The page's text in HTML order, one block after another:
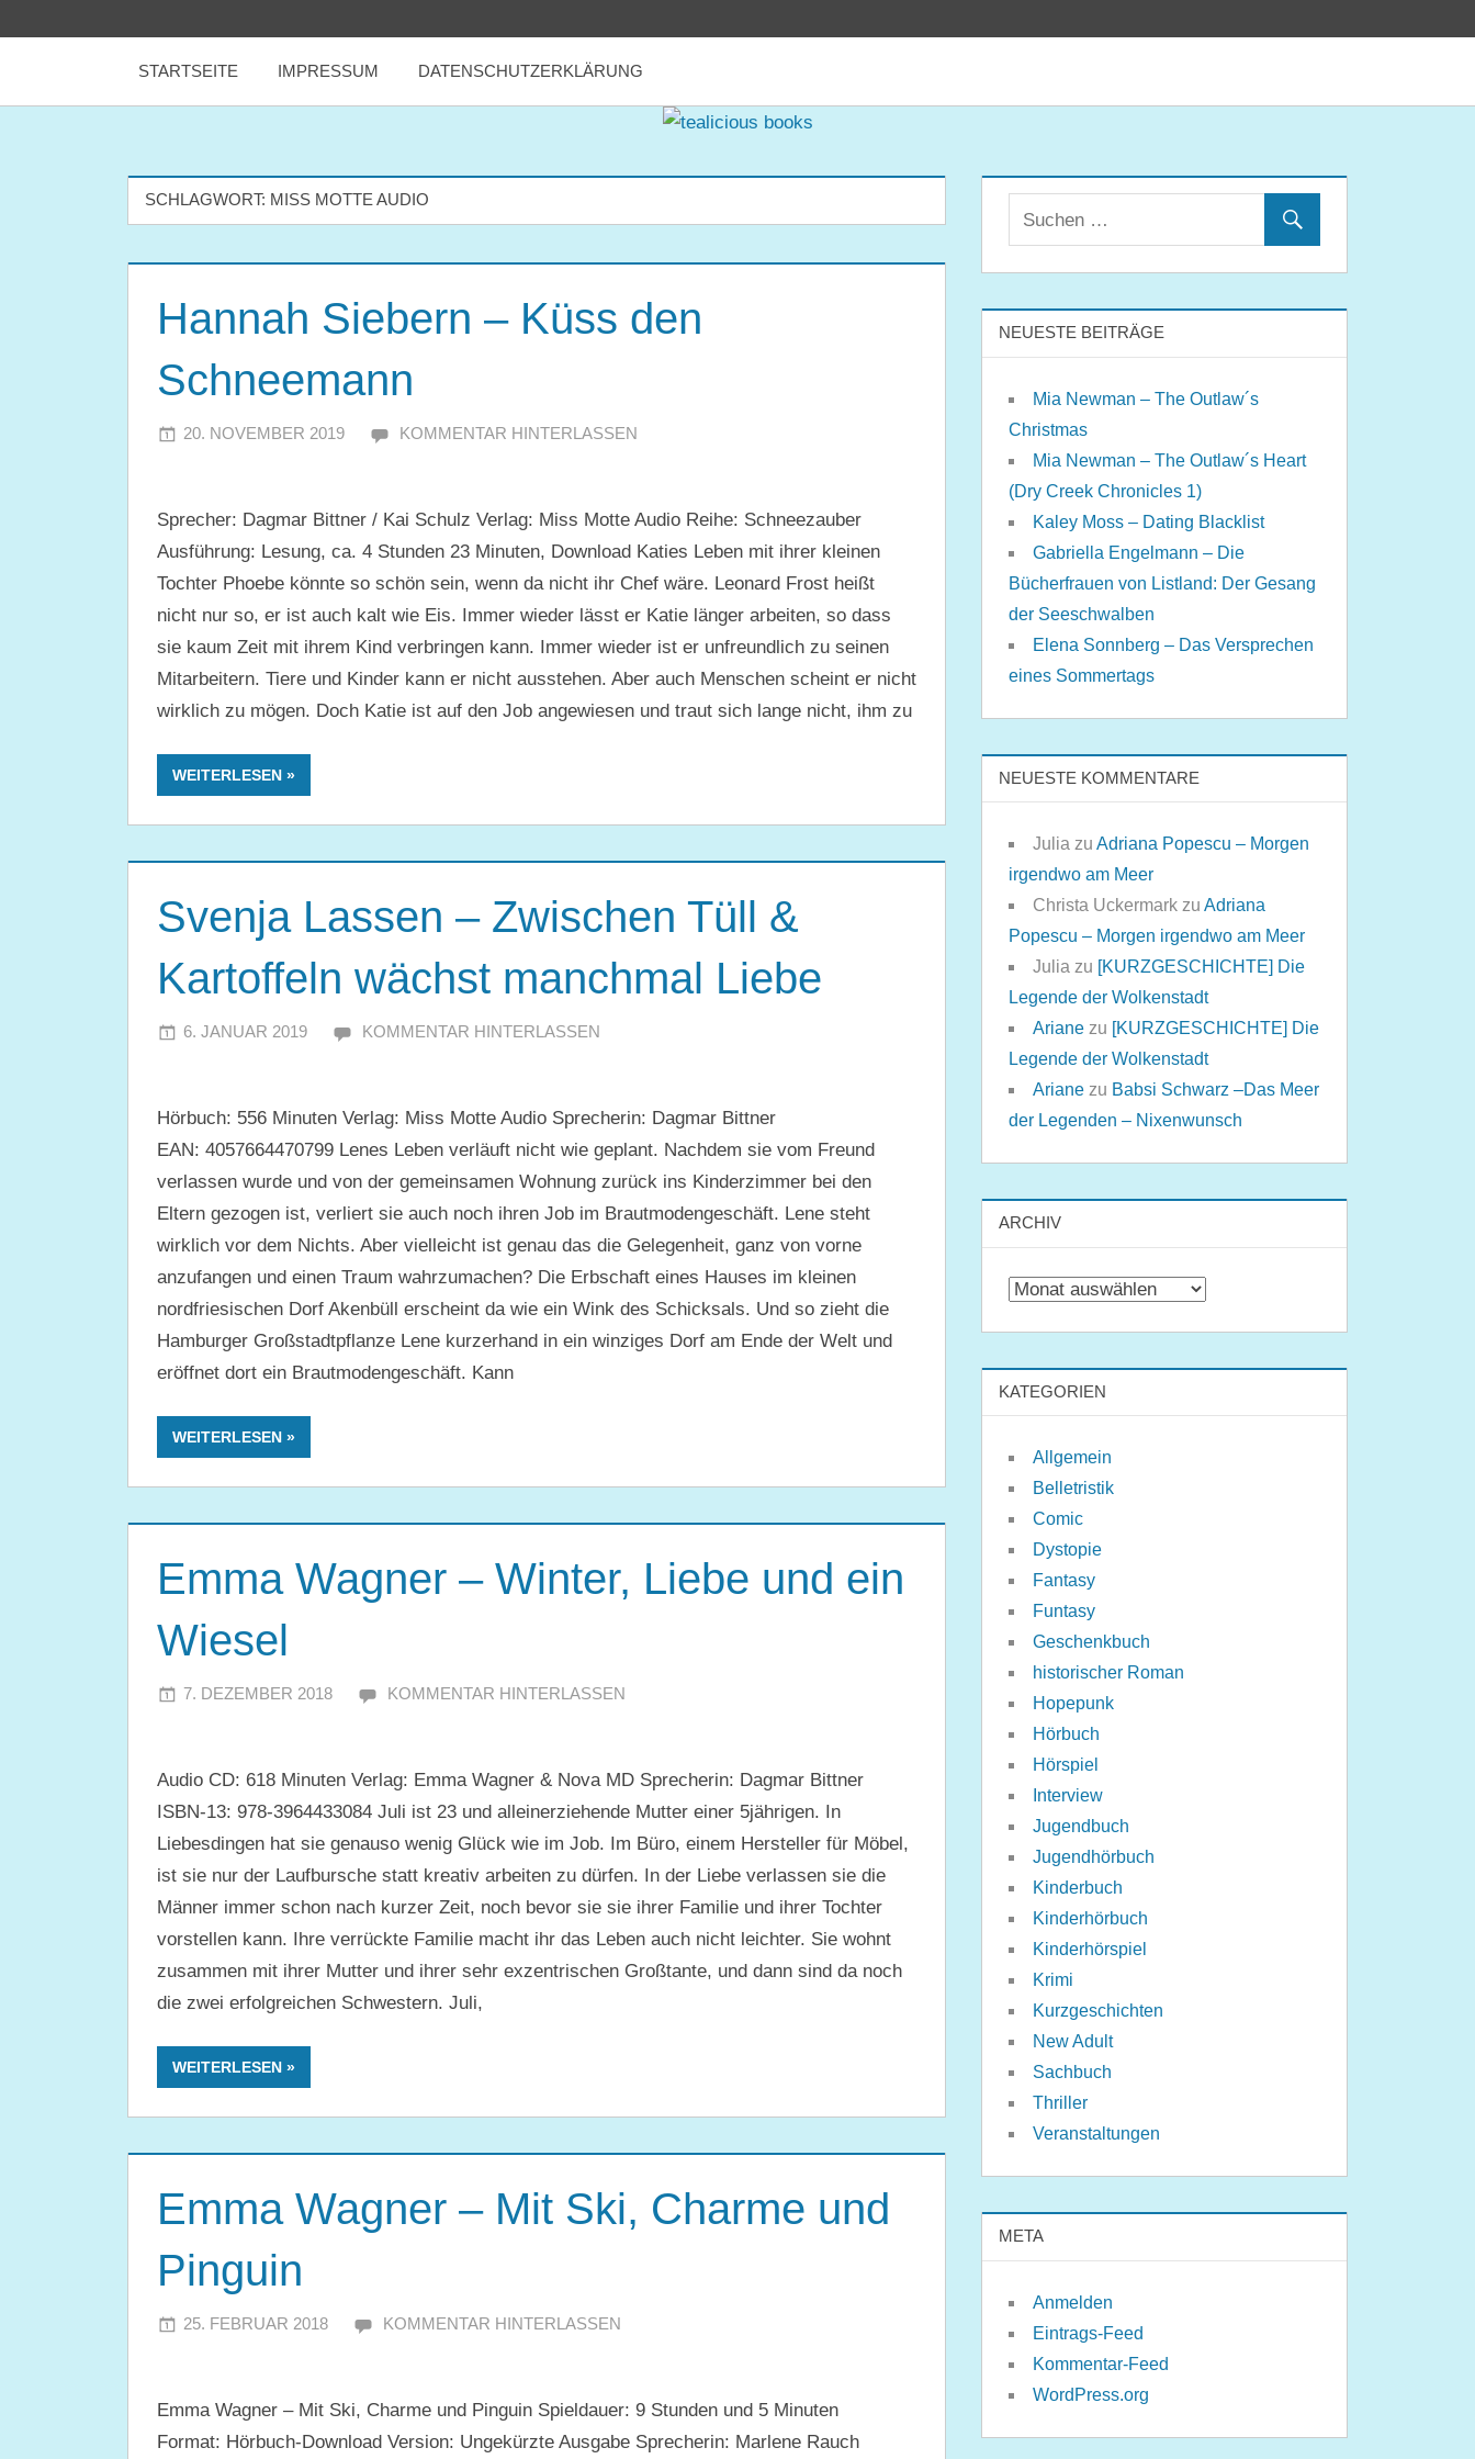
books
STARTSEITE IMPRESSUM DATENSCHUTZERKLÄRUNG
SCHLAGWORT: MISS MOTTE AUDIO
Hannah Siebern – Küss den
Schneemann
20. NOVEMBER 2019 JULIA
KOMMENTAR HINTERLASSEN
Sprecher: Dagmar Bittner / Kai Schulz Verlag: Miss Motte Audio Reihe: Schneezauber
Ausführung: Lesung, ca. 4 Stunden 23 Minuten, Download Katies Leben mit ihrer kleinen
Tochter Phoebe könnte so schön sein, wenn da nicht ihr Chef wäre. Leonard Frost heißt
nicht nur so, er ist auch kalt wie Eis. Immer wieder lässt er Katie länger arbeiten, so dass
sie kaum Zeit mit ihrem Kind verbringen kann. Immer wieder ist er unfreundlich zu seinen
Mitarbeitern. Tiere und Kinder kann er nicht ausstehen. Aber auch Menschen scheint er nicht
wirklich zu mögen. Doch Katie ist auf den Job angewiesen und traut sich lange nicht, ihm zu
WEITERLESEN
Svenja Lassen – Zwischen Tüll &
Kartoffeln wächst manchmal Liebe
6. JANUAR 2019 JULIA
KOMMENTAR HINTERLASSEN
Hörbuch: 556 Minuten Verlag: Miss Motte Audio Sprecherin: Dagmar Bittner
EAN: 4057664470799 Lenes Leben verläuft nicht wie geplant. Nachdem sie vom Freund
verlassen wurde und von der gemeinsamen Wohnung zurück ins Kinderzimmer bei den
Eltern gezogen ist, verliert sie auch noch ihren Job im Brautmodengeschäft. Lene steht
wirklich vor dem Nichts. Aber vielleicht ist genau das die Gelegenheit, ganz von vorne
anzufangen und einen Traum wahrzumachen? Die Erbschaft eines Hauses im kleinen
nordfriesischen Dorf Akenbüll erscheint da wie ein Wink des Schicksals. Und so zieht die
Hamburger Großstadtpflanze Lene kurzerhand in ein winziges Dorf am Ende der Welt und
eröffnet dort ein Brautmodengeschäft. Kann
WEITERLESEN
Emma Wagner – Winter, Liebe und ein
Wiesel
7. DEZEMBER 2018 JULIA
KOMMENTAR HINTERLASSEN
Audio CD: 618 Minuten Verlag: Emma Wagner & Nova MD Sprecherin: Dagmar Bittner
ISBN-13: 978-3964433084 Juli ist 23 und alleinerziehende Mutter einer 5jährigen. In
Liebesdingen hat sie genauso wenig Glück wie im Job. Im Büro, einem Hersteller für Möbel,
ist sie nur der Laufbursche statt kreativ arbeiten zu dürfen. In der Liebe verlassen sie die
Männer immer schon nach kurzer Zeit, noch bevor sie sie ihrer Familie und ihrer Tochter
vorstellen kann. Ihre verrückte Familie macht ihr das Leben auch nicht leichter. Sie wohnt
zusammen mit ihrer Mutter und ihrer sehr exzentrischen Großtante, und dann sind da noch
die zwei erfolgreichen Schwestern. Juli,
WEITERLESEN
Emma Wagner – Mit Ski, Charme und
Pinguin
25. FEBRUAR 2018 JULIA
KOMMENTAR HINTERLASSEN
Emma Wagner – Mit Ski, Charme und Pinguin Spieldauer: 9 Stunden und 5 Minuten
Format: Hörbuch-Download Version: Ungekürzte Ausgabe Sprecherin: Marlene Rauch
NEUESTE BEITRÄGE
Mia Newman – The Outlaw´s
Christmas
Mia Newman – The Outlaw´s Heart
(Dry Creek Chronicles 1)
Kaley Moss – Dating Blacklist
Gabriella Engelmann – Die
Bücherfrauen von Listland: Der Gesang
der Seeschwalben
Elena Sonnberg – Das Versprechen
eines Sommertags
NEUESTE KOMMENTARE
Julia zuAdriana Popescu – Morgen
irgendwo am Meer
Christa Uckermark zuAdriana
Popescu – Morgen irgendwo am Meer
Julia zu [KURZGESCHICHTE] Die
Legende der Wolkenstadt
Ariane zu [KURZGESCHICHTE] Die
Legende der Wolkenstadt
Ariane zu Babsi Schwarz –Das Meer
der Legenden – Nixenwunsch
ARCHIV
Archiv
KATEGORIEN
Allgemein
Belletristik
Comic
Dystopie
Fantasy
Funtasy
Geschenkbuch
historischer Roman
Hopepunk
Hörbuch
Hörspiel
Interview
Jugendbuch
Jugendhörbuch
Kinderbuch
Kinderhörbuch
Kinderhörspiel
Krimi
Kurzgeschichten
New Adult
Sachbuch
Thriller
Veranstaltungen
META
Anmelden
Eintrags-Feed
Kommentar-Feed
WordPress.org